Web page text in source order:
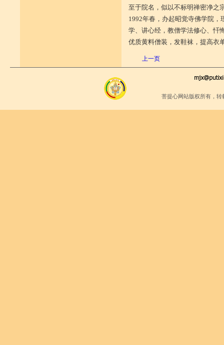
至于院名，似以不标明禅密净之
1992年春，办起昭觉寺佛学院
学、讲心经，教僧学法修心、忏
优质黄料僧装，发鞋袜，提高衣
上一页
菩提心网站版权所有，